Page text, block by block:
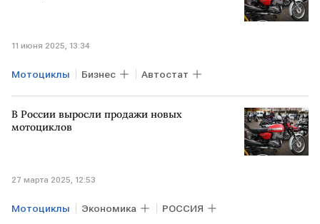
11 июня 2025, 13:34
Мотоциклы Бизнес Автостат
В России выросли продажи новых
мотоциклов
27 марта 2025, 12:53
Мотоциклы Экономика РОССИЯ